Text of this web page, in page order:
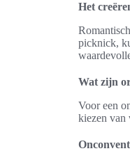
Het
picknick,
Wat zijn
Voor een
kiezen van